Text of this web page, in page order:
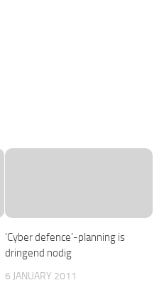
‘Cyber defence’-planning is
dringend nodig
6 JANUARY 2011